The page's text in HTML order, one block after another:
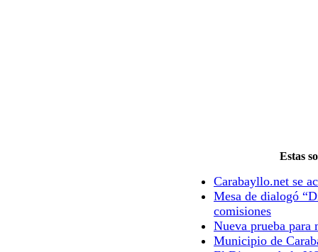
Estas
Carabayllo.net se
Mesa de dialogó
comisiones
Nueva prueba para
Municipio de